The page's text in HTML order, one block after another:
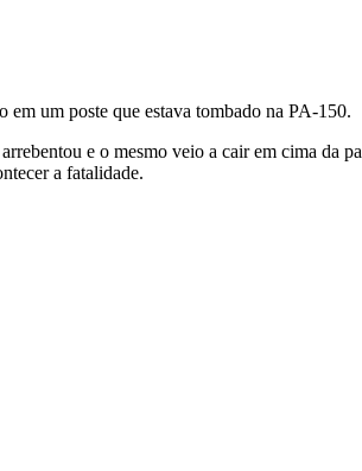
em um poste que estava tombado na PA-150.
e o mesmo veio a cair em cima
a fatalidade.